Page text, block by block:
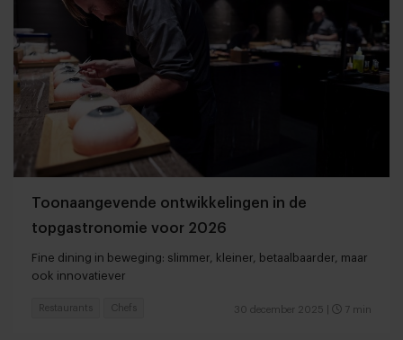
Toonaangevende ontwikkelingen in de
topgastronomie voor 2026
Fine dining in beweging: slimmer, kleiner, betaalbaarder, maar
ook innovatiever
30 december 2025 7 min
Restaurants Chefs